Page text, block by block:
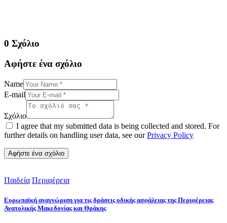
0 Σχόλιο
Αφήστε ένα σχόλιο
Name
E-mail
Σχόλιο
I agree that my submitted data is being collected and stored. For
further details on handling user data, see ourPrivacy Policy
Παιδεία Περιφέρεια
Ευρωπαϊκή αναγνώριση για τις δράσεις οδικής ασφάλειας της Περιφέρειας
Ανατολικής Μακεδονίας και Θράκης